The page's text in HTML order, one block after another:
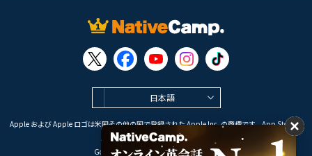
日本語
Apple および Apple ロゴは米国その他の国で登録された Apple Inc. の商標です。App Store は
Apple Inc. のサービスマークです。
Google Play は Google LLC の商標です。